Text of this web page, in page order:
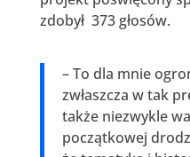
zdobył 373 głosów.
– To dla mnie
zwłaszcza w tak
także niezwykle
początkowej